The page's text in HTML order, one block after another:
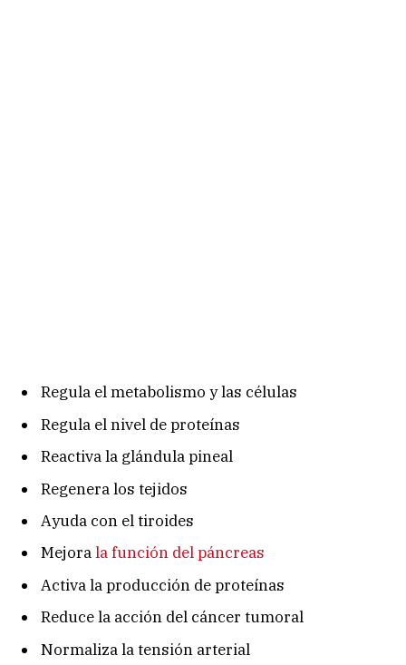
Regula el metabolismo y las células
Regula el nivel de proteínas
Reactiva la glándula pineal
Regenera los tejidos
Ayuda con el tiroides
Mejorala función del páncreas
Activa la producción de proteínas
Reduce la acción del cáncer tumoral
Normaliza la tensión arterial